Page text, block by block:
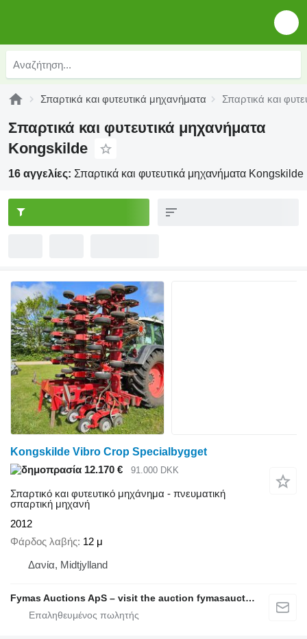
Σπαρτικά και φυτευτικά μηχανήματα Σπαρτικά και
Σπαρτικά και φυτευτικά μηχανήματα
Kongskilde
16 αγγελίες: Σπαρτικά και φυτευτικά μηχανήματα Kongskilde
Kongskilde Vibro Crop Specialbygget
12.170 €
91.000 DKK
Σπαρτικό και φυτευτικό μηχάνημα - πνευματική
σπαρτική μηχανή
2012
Φάρδος λαβής 12 μ
Δανία, Midtjylland
Fymas Auctions ApS – visit the auction fymasauctions.dk